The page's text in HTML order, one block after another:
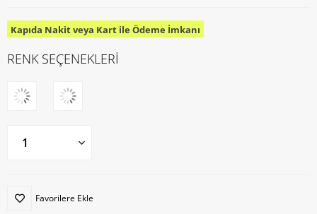
Kapıda Nakit veya Kart ile Ödeme İmkanı
RENK SEÇENEKLERİ
Favorilere Ekle